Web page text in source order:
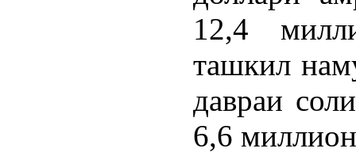
12,4
ташкил
давраи
6,6